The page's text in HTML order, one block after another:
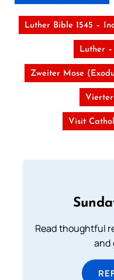
Luther Bible 1545 –
Luther
Zweiter Mose
Visit
Read thoughtful
and